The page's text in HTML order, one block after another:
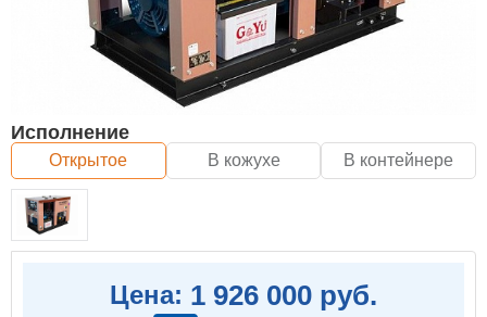
Исполнение
Открытое В кожухе В контейнере
Цена: 1 926 000 руб.